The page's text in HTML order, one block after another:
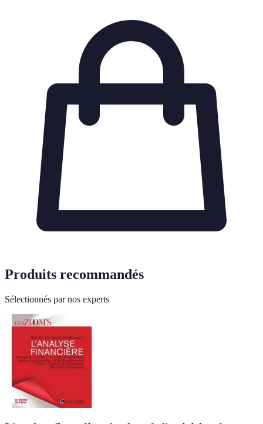
Produits recommandés
Sélectionnés par nos experts